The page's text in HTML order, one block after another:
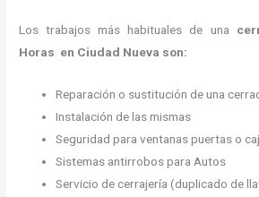
Los trabajos más habituales de una
Horas en Ciudad Nueva son:
Reparación o sustitución de una
Instalación de las mismas
Seguridad para ventanas puertas o
Sistemas antirrobos para Autos
Servicio de cerrajería (duplicado de